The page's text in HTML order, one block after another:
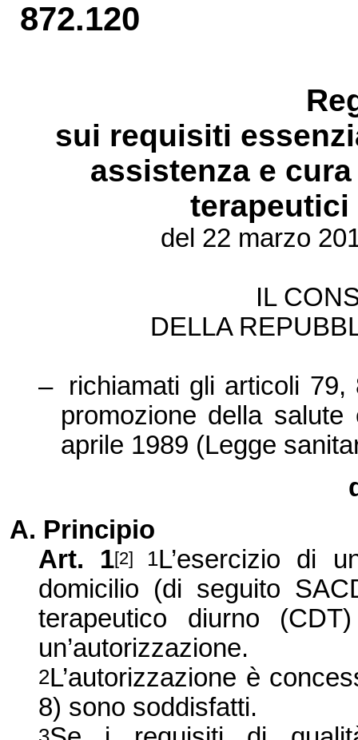
872.120
sui requisiti
assistenza e
del 22 marzo
IL
DELLA
–
richiamati gli articoli
promozione della
aprile 1989 (Legge
A. Principio
Art. 1[2] 1L’esercizio di
domicilio (di seguito
terapeutico diurno
un’autorizzazione.
2L’autorizzazione è
8) sono soddisfatti.